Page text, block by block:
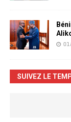
SUIVEZ LE